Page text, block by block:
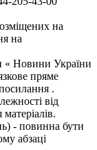
на
на
« Новини України
пряме
.
від
- повинна бути
абзаці